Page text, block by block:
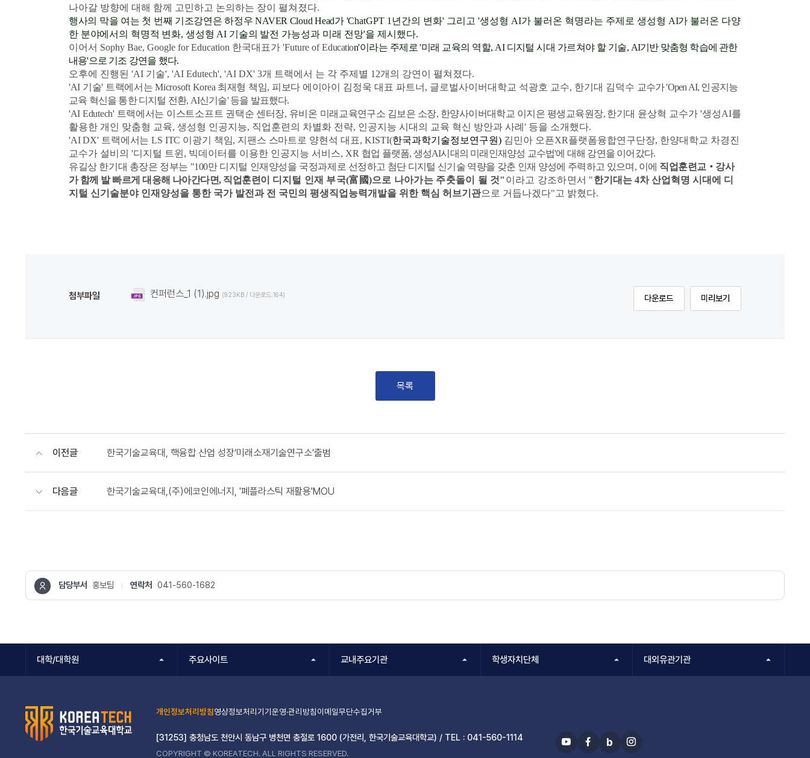
나아갈 방향에 대해 함께 고민하고 논의하는 장이 펼쳐졌다.
행사의 막을 여는 첫 번째 기조강연은 하정우NAVER Cloud Head가 'ChatGPT 1 년간의 변화' 그리고 '생성형 AI가 불러온 혁명라는 주제로생성형 AI가 불러온 다양
한 분야에서의 혁명적 변화, 생성형 AI 기술의 발전 가능성과 미래 전망'을 제시했다.
이어서 Sophy Bae, Google for Education 한국대표가 'Future of Education'이라는 주제로 '미래 교육의 역할, AI 디지털 시대 가르쳐야 할 기술, AI기반 맞춤형 학습에 관한
내용'으로 기조 강연을 했다.
오후에 진행된 'AI 기술', 'AI Edutech', 'AI DX' 3개 트랙에서 는 각 주제별 12개의 강연이 펼쳐졌다.
'AI 기술' 트랙에서는Microsoft Korea 최재형 책임, 피보다 에이아이 김정욱 대표 파트너 , 글로벌사이버대학교 석광호 교수, 한기대 김덕수 교수가 'Open AI, 인공지능
교육 혁신을 통한 디지털 전환, AI신기술' 등을 발표했다.
'AI Edutech' 트랙에서는 이스트소프트 권택순 센터장, 유비온 미래 교육연구소 김보은 소장, 한양사이버대학교 이지은 평생교육원장, 한기대 윤상혁 교수가 '생성AI를
활용한 개인 맞춤형 교육, 생성형 인공지능, 직업훈련의 차별화 전략, 인공지능 시대의 교육 혁신 방안과 사례' 등을 소개했다.
'AI DX' 트랙에서는LS ITC 이광기 책임, 지팬스 스마트로 양현석 대표, KISTI(한국과학기술정보연구원) 김민아 오픈XR플랫폼융합연구단장, 한양대학교 차경진
교수가 설비의 '디지털 트윈 , 빅데이터를 이용한 인공지능 서비스, XR 협업 플랫폼, 생성AI시대의 미래인재양성 교수법'에 대해 강연을 이어갔다.
유길상 한기대 총장은 정부는 "100만 디지털 인재양성을 국정과제로 선정하고 첨단 디지털 신기술 역량을 갖춘 인재 양성에 주력하고 있으며 , 이에 직업훈련교 ‧ 강사
가 함께 발 빠르게 대응해 나아간다면, 직업훈련이 디지털 인재 부국(富國)으로 나아가는 주춧돌이 될 것" 이라고 강조하면서 "한기대는 4차 산업혁명 시대에 디
지털 신기술분야 인재양성을 통한 국가 발전과 전 국민의 평생직업능력개발을 위한 핵심 허브기관으로 거듭나겠다"고 밝혔다.
첨부파일 컨퍼런스_1 (1).jpg (923KB / 다운로드:164) 다운로드 미리보기
목록
이전글 한국기술교육대, 핵융합 산업 성장‘미래소재기술연구소’출범
다음글 한국기술교육대,(주)에코인에너지, '폐플라스틱 재활용'MOU
콘텐츠
담당부서 홍보팀 연락처 041-560-1682
대학/대학원 주요사이트 교내주요기관 학생자치단체 대외유관기관
개인정보처리방침영상정보처리기기운영·관리방침이메일무단수집거부
[31253] 충청남도 천안시 동남구 병천면 충절로 1600 (가전리, 한국기술교육대학교) / TEL : 041-560-1114
COPYRIGHT © KOREATECH. ALL RIGHTS RESERVED.
유
페
b
블
인